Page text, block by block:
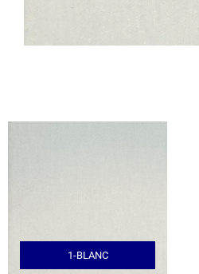
1-BLANC